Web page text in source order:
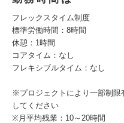
フレックスタイム制度
標準労働時間：8時間
休憩：1時間
コアタイム：なし
フレキシブルタイム：なし
※プロジェクトにより一部制限
してください
※月平均残業：10～20時間